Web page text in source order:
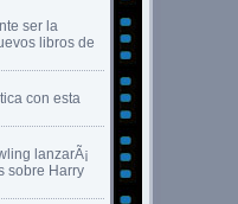
ser la
libros de
con esta
lanzarÃ¡
sobre Harry